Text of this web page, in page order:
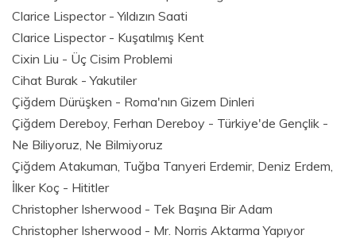
Clarice Lispector - Yıldızın Saati
Clarice Lispector - Kuşatılmış Kent
Cixin Liu - Üç Cisim Problemi
Cihat Burak - Yakutiler
Çiğdem Dürüşken - Roma'nın Gizem Dinleri
Çiğdem Dereboy, Ferhan Dereboy - Türkiye'de Gençlik -
Ne Biliyoruz, Ne Bilmiyoruz
Çiğdem Atakuman, Tuğba Tanyeri Erdemir, Deniz Erdem,
İlker Koç - Hititler
Christopher Isherwood - Tek Başına Bir Adam
Christopher Isherwood - Mr. Norris Aktarma Yapıyor